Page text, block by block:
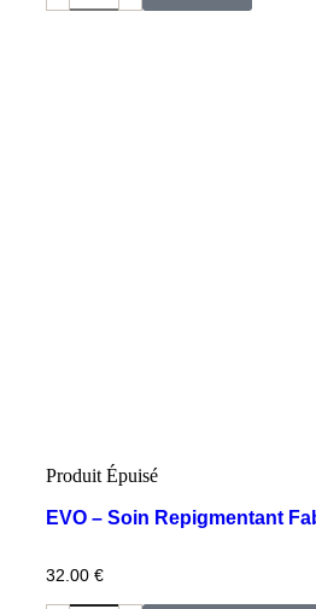
Produit Épuisé
EVO – Soin Repigmentant
32.00 €